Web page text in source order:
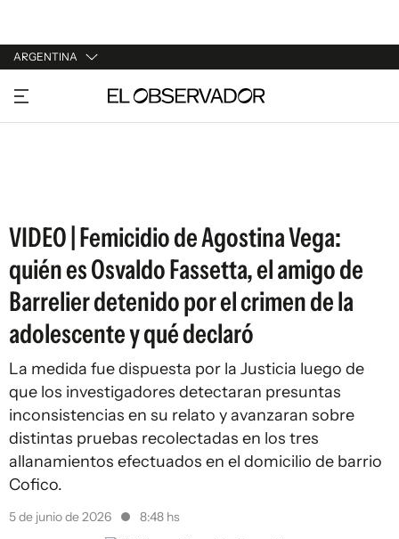
ARGENTINA
URUGUAY
ARGENTINA
VIDEO | Femicidio de Agostina Vega:
quién es Osvaldo Fassetta, el amigo de
Barrelier detenido por el crimen de la
adolescente y qué declaró
La medida fue dispuesta por la Justicia luego de
que los investigadores detectaran presuntas
inconsistencias en su relato y avanzaran sobre
distintas pruebas recolectadas en los tres
allanamientos efectuados en el domicilio de barrio
Cofico.
5 de junio de 2026 8:48 hs